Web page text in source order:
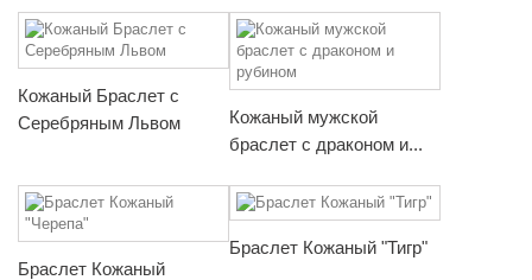
Кожаный Браслет с
Серебряным Львом
Кожаный мужской
браслет с драконом и...
Браслет Кожаный
Браслет Кожаный "Тигр"